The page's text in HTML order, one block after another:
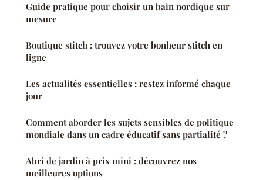
Guide pratique pour choisir un bain nordique sur
mesure
Boutique stitch : trouvez votre bonheur stitch en
ligne
Les actualités essentielles : restez informé chaque
jour
Comment aborder les sujets sensibles de politique
mondiale dans un cadre éducatif sans partialité ?
Abri de jardin à prix mini : découvrez nos
meilleures options